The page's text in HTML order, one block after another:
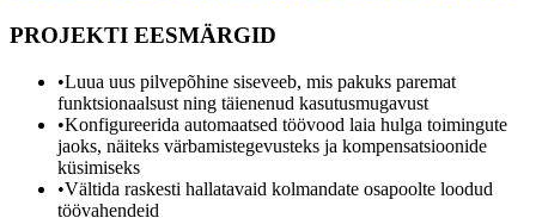
PROJEKTI EESMÄRGID
•Luua uus pilvepõhine siseveeb, mis pakuks paremat
funktsionaalsust ning täienenud kasutusmugavust
•Konfigureerida automaatsed töövood laia hulga toimingute
jaoks, näiteks värbamistegevusteks ja kompensatsioonide
küsimiseks
•Vältida raskesti hallatavaid kolmandate osapoolte loodud
töövahendeid